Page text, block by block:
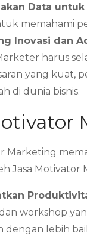
Data
memahami
Inovasi dan
harus
yang kuat,
di dunia bisnis.
Marketing
Jasa Motivator
workshop
dengan lebih